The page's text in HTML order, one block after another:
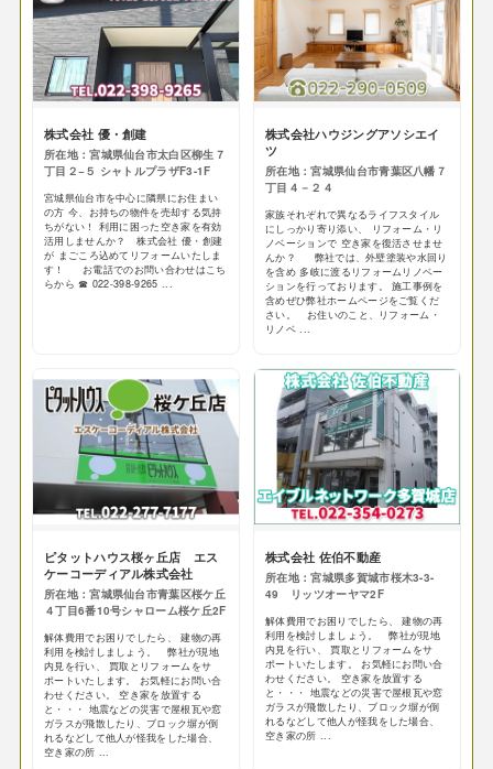
株式会社 優・創建
所在地：宮城県仙台市太白区柳生７
丁目２−５ シャトルプラザF3-1F
宮城県仙台市を中心に隣県にお住まい
の方 今、お持ちの物件を売却する気持
ちがない！ 利用に困った空き家を有効
活用しませんか？ 株式会社 優・創建
が まごころ込めてリフォームいたしま
す！ お電話でのお問い合わせはこち
らから ☎ 022-398-9265 ...
株式会社ハウジングアソシエイ
ツ
所在地：宮城県仙台市青葉区八幡７
丁目４－２４
家族それぞれで異なるライフスタイル
にしっかり寄り添い、 リフォーム・リ
ノベーションで 空き家を復活させませ
んか？ 弊社では、外壁塗装や水回り
を含め 多岐に渡るリフォームリノベー
ションを行っております。 施工事例を
含めぜひ弊社ホームページをご覧くだ
さい。 お住いのこと、リフォーム・
リノベ ...
ピタットハウス桜ヶ丘店 エス
ケーコーディアル株式会社
所在地：宮城県仙台市青葉区桜ケ丘
４丁目6番10号シャローム桜ケ丘2F
解体費用でお困りでしたら、 建物の再
利用を検討しましょう。 弊社が現地
内見を行い、 買取とリフォームをサ
ポートいたします。 お気軽にお問い合
わせください。 空き家を放置する
と・・・ 地震などの災害で屋根瓦や窓
ガラスが飛散したり、ブロック塀が倒
れるなどして他人が怪我をした場合、
空き家の所 ...
株式会社 佐伯不動産
所在地：宮城県多賀城市桜木3-3-
49 リッツオーヤマ2F
解体費用でお困りでしたら、 建物の再
利用を検討しましょう。 弊社が現地
内見を行い、 買取とリフォームをサ
ポートいたします。 お気軽にお問い合
わせください。 空き家を放置する
と・・・ 地震などの災害で屋根瓦や窓
ガラスが飛散したり、ブロック塀が倒
れるなどして他人が怪我をした場合、
空き家の所 ...